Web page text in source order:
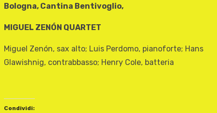
Bologna, Cantina Bentivoglio,
MIGUEL ZENÓN QUARTET
Miguel Zenón, sax alto; Luis Perdomo, pianoforte; Hans
Glawishnig, contrabbasso; Henry Cole, batteria
Condividi: